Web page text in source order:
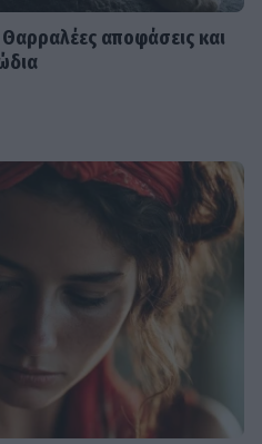
αποφάσεις και